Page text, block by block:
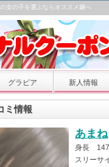
女の子を選ぶならオススメ嬢へ
グラビア 新人情報
ミ情報
あまね
身長
スリーサ